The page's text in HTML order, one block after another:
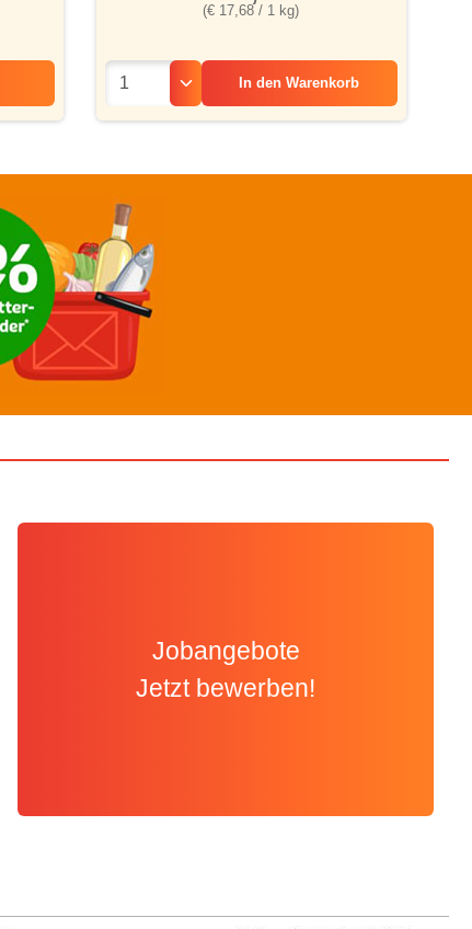
& Zimt“
(€ 17,68 / 1 kg)
In den Warenkorb
Jobangebote
Jetzt bewerben!